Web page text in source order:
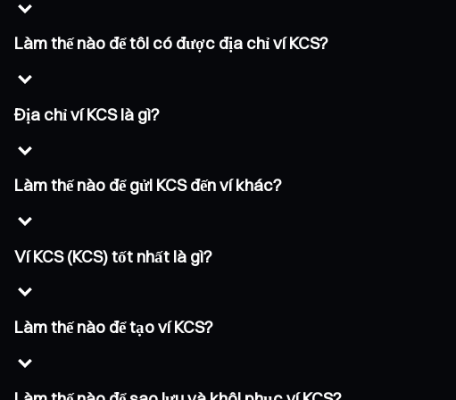
Làm thế nào để tôi có được địa chỉ ví KCS?
Địa chỉ ví KCS là gì?
Làm thế nào để gửi KCS đến ví khác?
Ví KCS (KCS) tốt nhất là gì?
Làm thế nào để tạo ví KCS?